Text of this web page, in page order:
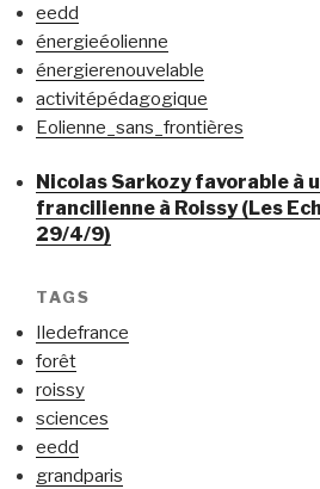
eedd
énergieéolienne
énergierenouvelable
activitépédagogique
Eolienne_sans_frontières
Nicolas Sarkozy favorable à
francilienne à Roissy (Les
29/4/9)
TAGS
Iledefrance
forêt
roissy
sciences
eedd
grandparis